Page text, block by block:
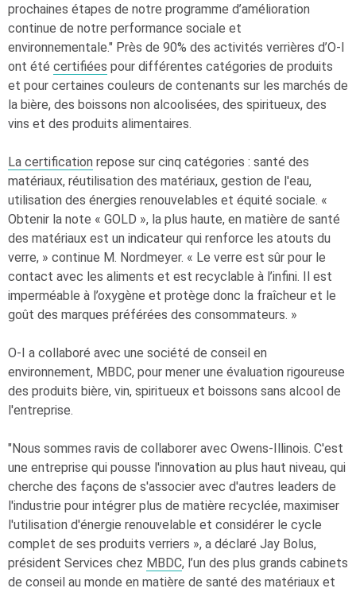
prochaines étapes de notre programme d’amélioration
continue de notre performance sociale et
environnementale." Près de 90% des activités verrières d’O-I
ont été certifiées pour différentes catégories de produits
et pour certaines couleurs de contenants sur les marchés de
la bière, des boissons non alcoolisées, des spiritueux, des
vins et des produits alimentaires.
La certification repose sur cinq catégories : santé des
matériaux, réutilisation des matériaux, gestion de l'eau,
utilisation des énergies renouvelables et équité sociale. «
Obtenir la note « GOLD », la plus haute, en matière de santé
des matériaux est un indicateur qui renforce les atouts du
verre, » continue M. Nordmeyer. « Le verre est sûr pour le
contact avec les aliments et est recyclable à l’infini. Il est
imperméable à l’oxygène et protège donc la fraîcheur et le
goût des marques préférées des consommateurs. »
O-I a collaboré avec une société de conseil en
environnement, MBDC, pour mener une évaluation rigoureuse
des produits bière, vin, spiritueux et boissons sans alcool de
l'entreprise.
"Nous sommes ravis de collaborer avec Owens-Illinois. C'est
une entreprise qui pousse l'innovation au plus haut niveau, qui
cherche des façons de s'associer avec d'autres leaders de
l'industrie pour intégrer plus de matière recyclée, maximiser
l'utilisation d'énergie renouvelable et considérer le cycle
complet de ses produits verriers », a déclaré Jay Bolus,
président Services chez MBDC, l’un des plus grands cabinets
de conseil au monde en matière de santé des matériaux et